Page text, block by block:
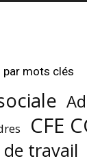
par mots clés
CFE
travail